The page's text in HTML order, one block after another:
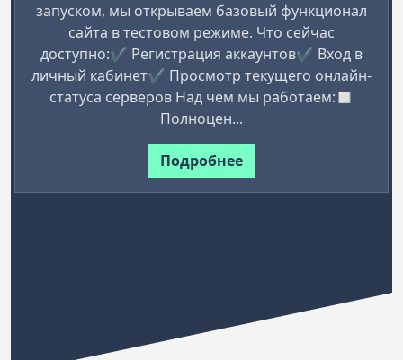
запуском, мы открываем базовый функционал
сайта в тестовом режиме. Что сейчас
доступно:✔ Регистрация аккаунтов✔ Вход в
личный кабинет✔ Просмотр текущего онлайн-
статуса серверов Над чем мы работаем:◻
Полноцен...
Подробнее